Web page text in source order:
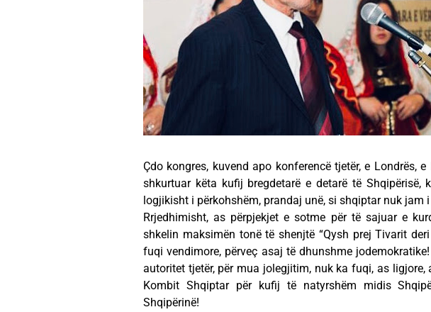
Çdo kongres, kuvend apo konferencë tjetër, e Londrës,
shkurtuar këta kufij bregdetarë e detarë të Shqipërisë,
logjikisht i përkohshëm, prandaj unë, si shqiptar nuk jam
Rrjedhimisht, as përpjekjet e sotme për të sajuar e
shkelin maksimën tonë të shenjtë “Qysh prej Tivarit
fuqi vendimore, përveç asaj të dhunshme
autoritet tjetër, për mua jolegjitim, nuk ka fuqi, as ligjore,
Kombit Shqiptar për kufij të natyrshëm midis
Shqipërinë!